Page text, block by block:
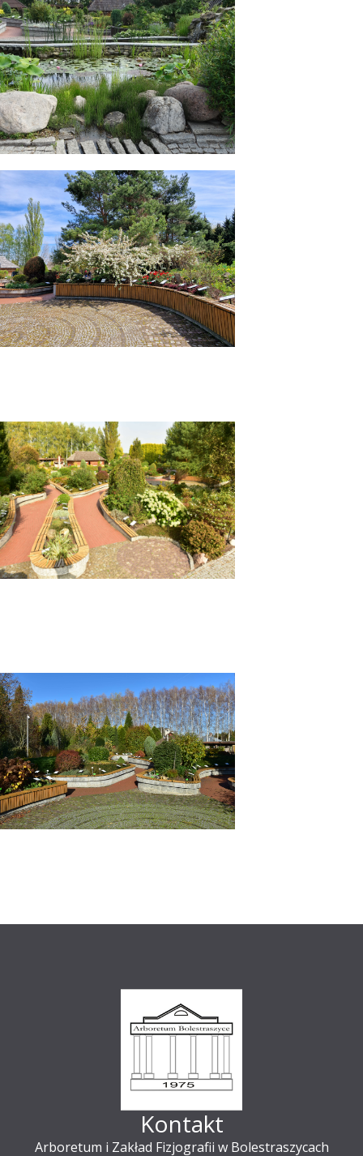
Kontakt
Arboretum i Zakład Fizjografii w Bolestraszycach